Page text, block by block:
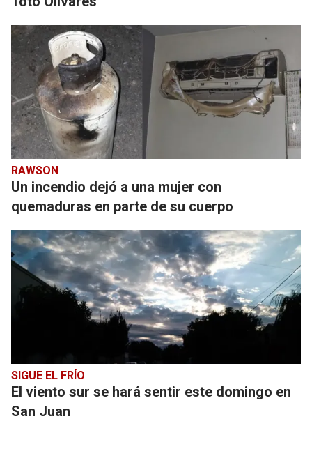
RAWSON
Un incendio dejó a una mujer con
quemaduras en parte de su cuerpo
SIGUE EL FRÍO
El viento sur se hará sentir este domingo en
San Juan